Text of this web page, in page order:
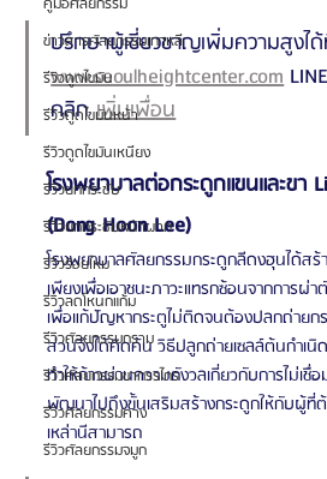
ข่าวสารศัลยกรรมเกาหลี
รีวิวดูดไขมัน
รีวิวดูดไขมันหน้า
รีวิวดูดไขมันเหนียง
รีวิวยกกระชับ
รีวิวยกกระชับหน้าผาก
รีวิวร้อยไหม
รีวิวลดโหนกแก้ม
รีวิวศัลยกรรมกราม
รีวิวศัลยกรรมขากรรไกร
รีวิวศัลยกรรมคาง
รีวิวศัลยกรรมจมูก
ปรึกษาผู้เชี่ยวชาญเพิ่มความสูงไ
www.seoulheightcenter.com
คลิก เพิ่มเพื่อน
โรงพยาบาลต่อกระดูกแขนและขา
(Dong Hoon Lee)
โรงพยาบาลศัลยกรรมกระดูกลีดงฮุนได้ส
เพียงเพื่อเอาชนะภาวะแทรกซ้อนจากการผ่
เพื่อแก้ปัญหากระตูไม่ติดจนต้องปลกถ่ายก
ส่วนจึงได้คิดค้น วิธีปลูกถ่ายเซลล์ต้นกำเนิ
ทำให้ก้าวผ่านความกังวลเกี่ยวกับการไม่เชื่
พัฒนาไปถึงขั้นเสริมสร้างกระดูกให้กับผู้
เหล่านีสามารถ